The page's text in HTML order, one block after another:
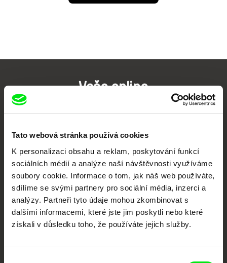
Tato webová stránka používá cookies
K personalizaci obsahu a reklam, poskytování funkcí
sociálních médií a analýze naší návštěvnosti využíváme
soubory cookie. Informace o tom, jak náš web používáte,
sdílíme se svými partnery pro sociální média, inzerci a
analýzy. Partneři tyto údaje mohou zkombinovat s
dalšími informacemi, které jste jim poskytli nebo které
získali v důsledku toho, že používáte jejich služby.
Vaše online
Nové festivalové filmy
každý týden
Portál DAFilms.cz je výsledkem tvůrčí spolupráce 7 klíčových evropských
festivalů dokumentárního filmu sdružených do Doc Alliance. Naším cílem je
posouvat hranice dokumentárního filmu, propagovat jeho rozmanitost a
podporovat kvalitní autorské filmy.
Členové Doc Alliance